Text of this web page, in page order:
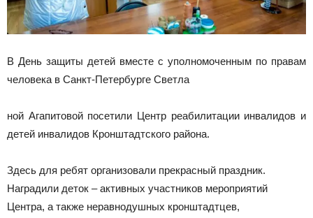
В День защиты детей вместе с уполномоченным по правам
человека в Санкт-Петербурге Светла
ной Агапитовой посетили Центр реабилитации инвалидов и
детей инвалидов Кронштадтского района.
Здесь для ребят организовали прекрасный праздник.
Наградили деток – активных участников мероприятий
Центра, а также неравнодушных кронштадтцев,